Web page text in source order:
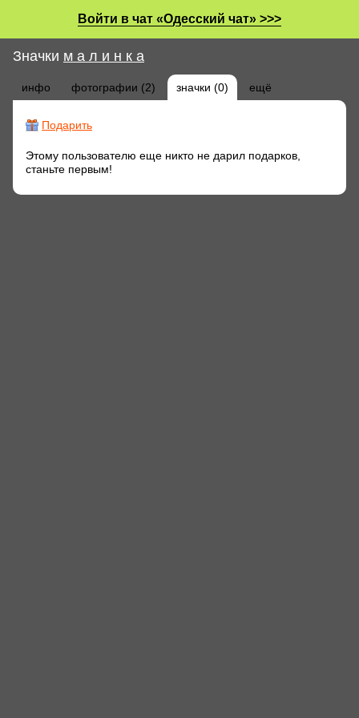
Войти в чат «Одесский чат» >>>
Значки м а л и н к а
инфо фотографии (2) значки (0) ещё
Подарить
Этому пользователю еще никто не дарил подарков,
станьте первым!